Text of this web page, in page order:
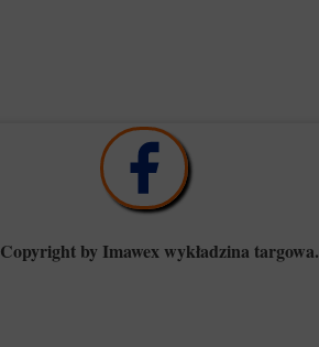
Copyright by Imawex wykładzina targowa.